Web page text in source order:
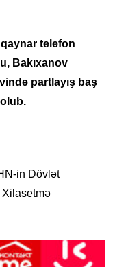
telefon
Bakıxanov
partlayış baş
in Dövlət
Xilasetmə